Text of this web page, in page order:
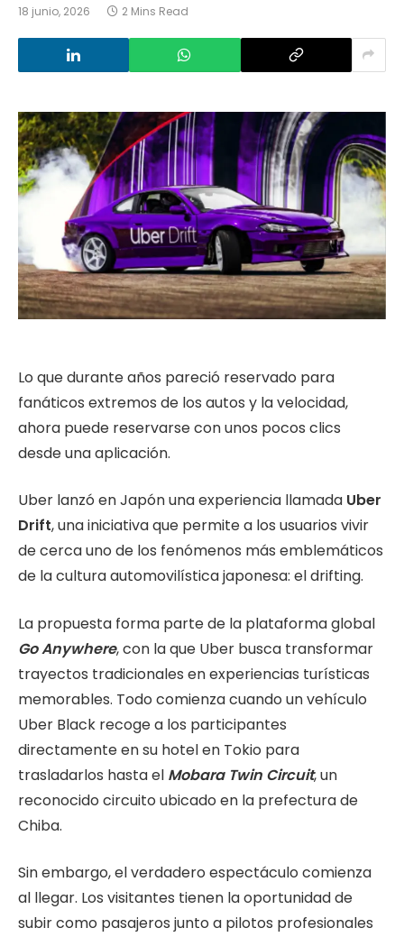
18 junio, 2026 2 Mins Read
Lo que durante años pareció reservado para
fanáticos extremos de los autos y la velocidad,
ahora puede reservarse con unos pocos clics
desde una aplicación.
Uber lanzó en Japón una experiencia llamada Uber
Drift, una iniciativa que permite a los usuarios vivir
de cerca uno de los fenómenos más emblemáticos
de la cultura automovilística japonesa: el drifting.
La propuesta forma parte de la plataforma global
Go Anywhere, con la que Uber busca transformar
trayectos tradicionales en experiencias turísticas
memorables. Todo comienza cuando un vehículo
Uber Black recoge a los participantes
directamente en su hotel en Tokio para
trasladarlos hasta el Mobara Twin Circuit, un
reconocido circuito ubicado en la prefectura de
Chiba.
Sin embargo, el verdadero espectáculo comienza
al llegar. Los visitantes tienen la oportunidad de
subir como pasajeros junto a pilotos profesionales